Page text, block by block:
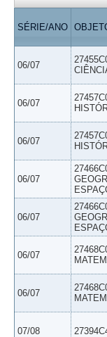
SÉRIE/ANO
06/07
06/07
06/07
06/07
06/07
06/07
06/07
07/08